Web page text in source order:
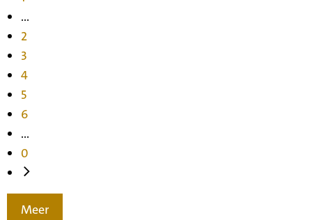
...
2
3
4
5
6
...
0
Meer